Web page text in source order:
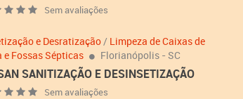
Sem avaliações
e Desratização/ Limpeza de Caixas de
e Fossas Sépticas
Florianópolis - SC
SANITIZAÇÃO E DESINSETIZAÇÃO
Sem avaliações